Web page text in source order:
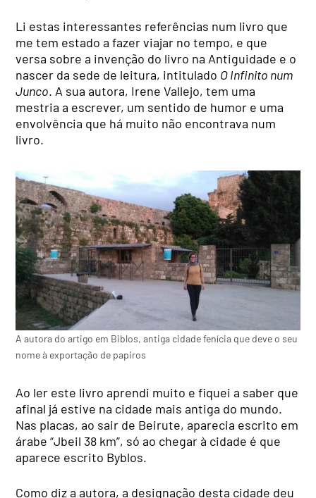
Li estas interessantes referências num livro que
me tem estado a fazer viajar no tempo, e que
versa sobre a invenção do livro na Antiguidade e o
nascer da sede de leitura, intitulado O Infinito num
Junco. A sua autora, Irene Vallejo, tem uma
mestria a escrever, um sentido de humor e uma
envolvência que há muito não encontrava num
livro.
A autora do artigo em Biblos, antiga cidade fenícia que deve o seu
nome à exportação de papiros
Ao ler este livro aprendi muito e fiquei a saber que
afinal já estive na cidade mais antiga do mundo.
Nas placas, ao sair de Beirute, aparecia escrito em
árabe “Jbeil 38 km”, só ao chegar à cidade é que
aparece escrito Byblos.
Como diz a autora, a designação desta cidade deu